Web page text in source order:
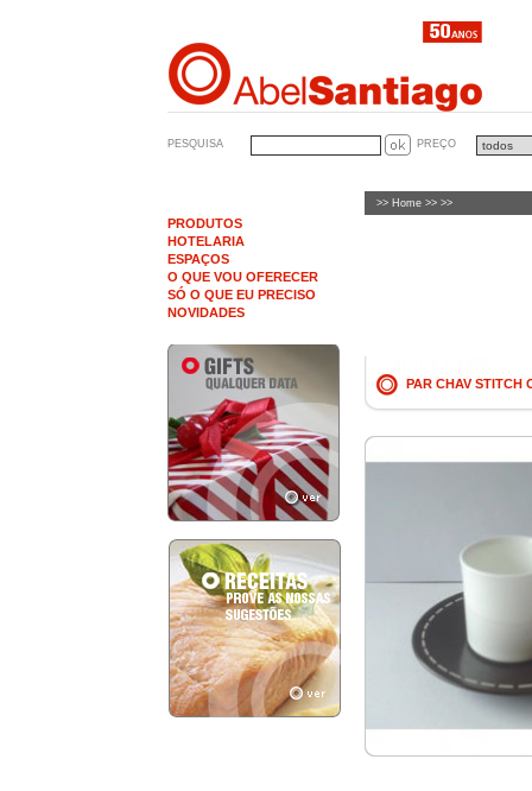
PESQUISA PREÇO
PRODUTOS
HOTELARIA
ESPAÇOS
O QUE VOU OFERECER
SÓ O QUE EU PRECISO
NOVIDADES
>> Home >> >>
PAR CHAV STITCH